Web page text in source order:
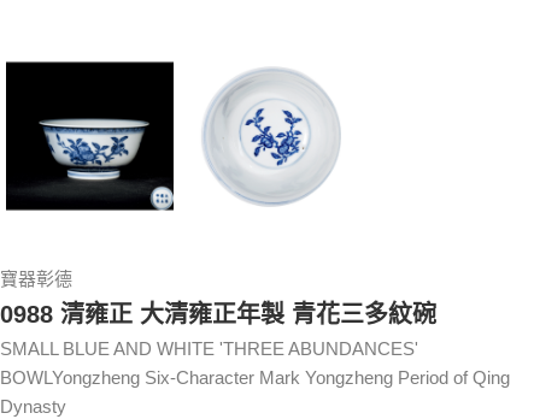
寶器彰德
0988 清雍正 大清雍正年製 青花三多紋碗
SMALL BLUE AND WHITE 'THREE ABUNDANCES'
BOWLYongzheng Six-Character Mark Yongzheng Period of Qing
Dynasty